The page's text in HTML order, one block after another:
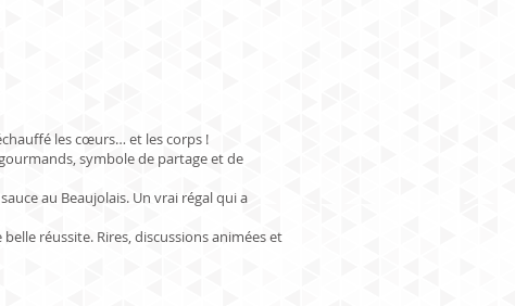
les cœurs… et les corps !
symbole de partage et de
au Beaujolais. Un vrai régal qui a
réussite. Rires, discussions animées et